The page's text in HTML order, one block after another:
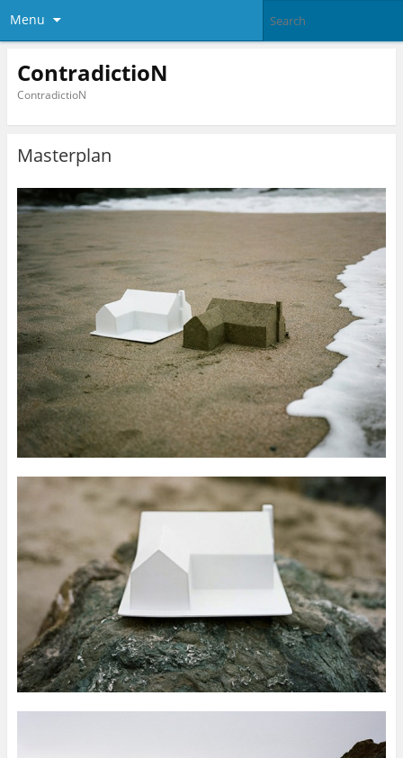
Menu
ContradictioN
ContradictioN
Masterplan